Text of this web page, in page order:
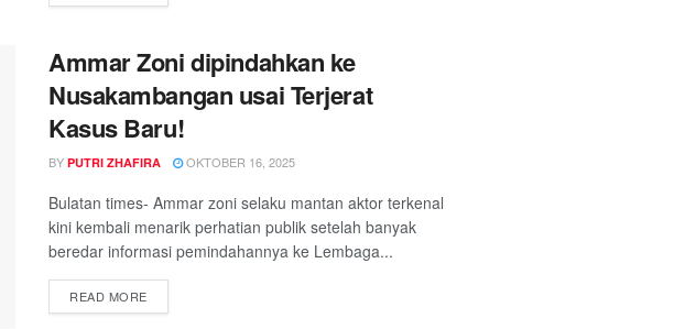
Ammar Zoni dipindahkan ke
Nusakambangan usai Terjerat
Kasus Baru!
BY PUTRI ZHAFIRA OKTOBER 16, 2025
Bulatan times- Ammar zoni selaku mantan aktor terkenal
kini kembali menarik perhatian publik setelah banyak
beredar informasi pemindahannya ke Lembaga...
READ MOREDETAILS